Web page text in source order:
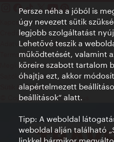
Kapcsolat
Credits
Adatvédelmi nyilatkozat
Terms of Use
Megközelíthetőség
Sajtókapcsolat
Sütik beállítása
© Copyright WienTourismus
Persze néha a jóból is
úgy nevezett sütik
legjobb szolgáltatást
Lehetővé teszik a
működtetését, valamint
köreire szabott tartalom
óhajtja ezt, akkor
alapértelmezett
beállítások“ alatt.
Tipp: A weboldal
weboldal alján található